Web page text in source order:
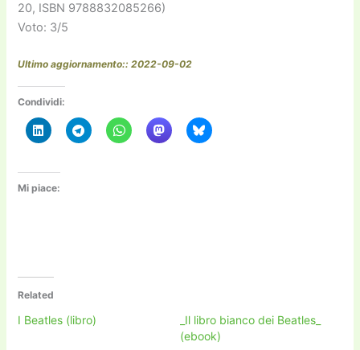
20, ISBN 9788832085266)
Voto: 3/5
Ultimo aggiornamento:: 2022-09-02
Condividi:
Mi piace:
Related
I Beatles (libro)
_Il libro bianco dei Beatles_
(ebook)